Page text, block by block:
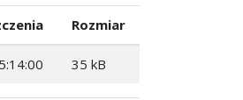
Rozmiar
35 kB